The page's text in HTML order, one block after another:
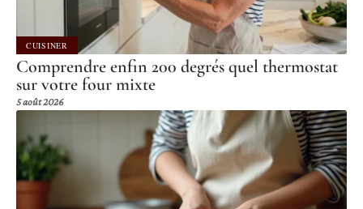
CUISINER
Comprendre enfin 200 degrés quel thermostat
sur votre four mixte
5 août 2026